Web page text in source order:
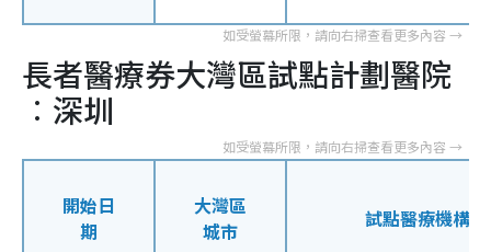
長者醫療券大灣區試點計劃醫院
︰深圳
開始日
期
大灣區
城市
試點醫療機構